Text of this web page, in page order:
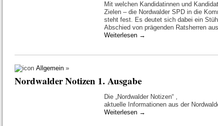
Mit welchen Kandidatinnen und
Zielen – die Nordwalder SPD in die
steht fest. Es deutet sich dabei ein
Abschied von prägenden Ratsherren
Weiterlesen →
Allgemein »
Nordwalder Notizen 1. Ausgabe
Die „Nordwalder Notizen“ ,
aktuelle Informationen aus der
Weiterlesen →